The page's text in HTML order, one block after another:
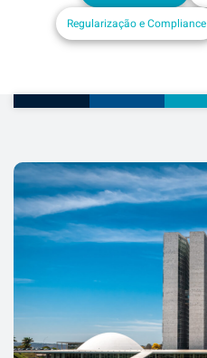
Regularização e Compliance